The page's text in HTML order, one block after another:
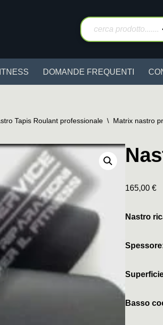
DOMANDE FREQUENTI
Tapis Roulant professionale \ Matrix nastro
165,00 €
Nastro
Basso